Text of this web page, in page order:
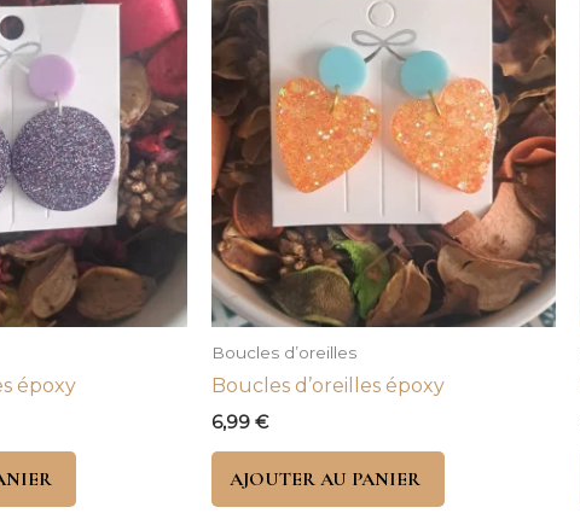
époxy
Boucles d’oreilles
Boucles d’oreilles époxy
6,99 €
AJOUTER AU PANIER